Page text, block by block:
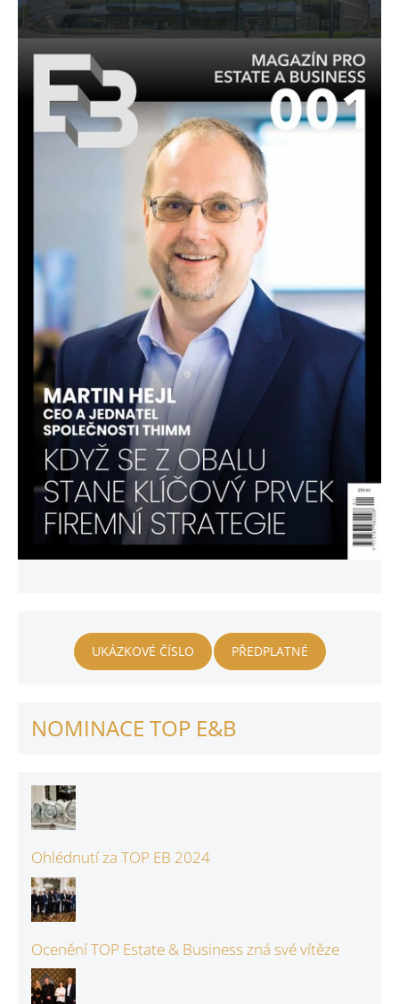
UKÁZKOVÉ ČÍSLO PŘEDPLATNÉ
NOMINACE TOP E&B
Ohlédnutí za TOP EB 2024
Ocenění TOP Estate & Business zná své vítěze